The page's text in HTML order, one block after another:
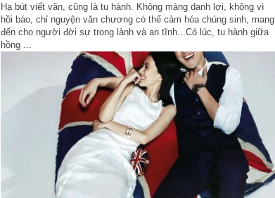
Hạ bút viết văn, cũng là tu hành. Không màng danh lợi, không vì
hồi báo, chỉ nguyện văn chương có thể cảm hóa chúng sinh, mang
đến cho người đời sự trong lành và an tĩnh...Có lúc, tu hành giữa
hồng ...